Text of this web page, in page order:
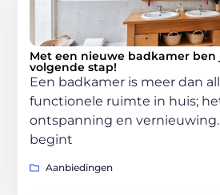
Met een nieuwe badkamer ben
volgende stap!
Een badkamer is meer dan
functionele ruimte in huis;
ontspanning en vernieuwing.
begint
Aanbiedingen